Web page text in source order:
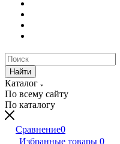
Найти
Каталог
По всему сайту
По каталогу
Сравнение0
Избранные товары 0